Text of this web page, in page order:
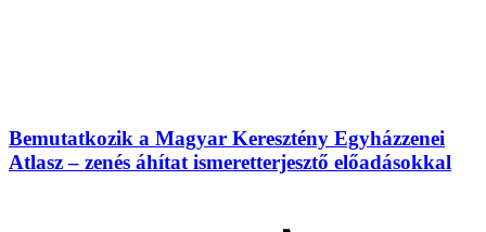
Bemutatkozik a Magyar Keresztény Egyházzenei
Atlasz – zenés áhítat ismeretterjesztő előadásokkal